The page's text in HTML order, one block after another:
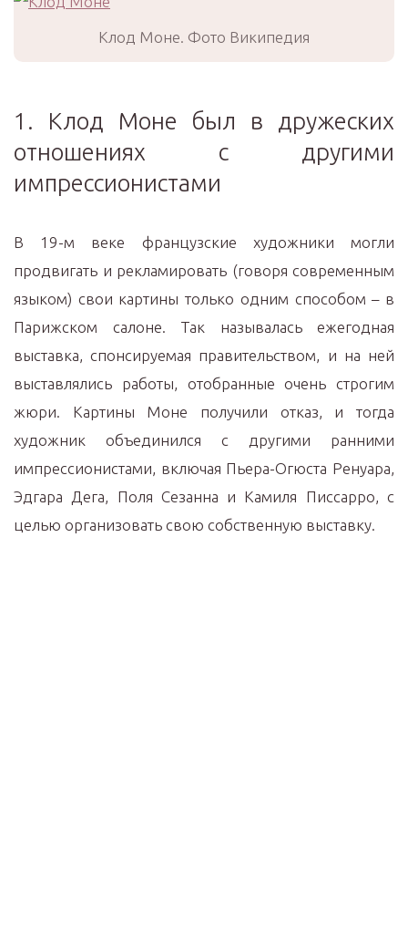
Клод Моне. Фото Википедия
1. Клод Моне был в дружеских
отношениях с другими
импрессионистами
В 19-м веке французские художники могли
продвигать и рекламировать (говоря современным
языком) свои картины только одним способом – в
Парижском салоне. Так называлась ежегодная
выставка, спонсируемая правительством, и на ней
выставлялись работы, отобранные очень строгим
жюри. Картины Моне получили отказ, и тогда
художник объединился с другими ранними
импрессионистами, включая Пьера-Огюста Ренуара,
Эдгара Дега, Поля Сезанна и Камиля Писсарро, с
целью организовать свою собственную выставку.